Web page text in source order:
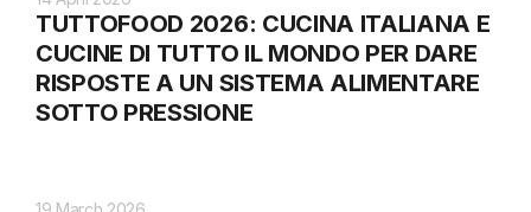
TUTTOFOOD 2026: CUCINA ITALIANA E
CUCINE DI TUTTO IL MONDO PER DARE
RISPOSTE A UN SISTEMA ALIMENTARE
SOTTO PRESSIONE